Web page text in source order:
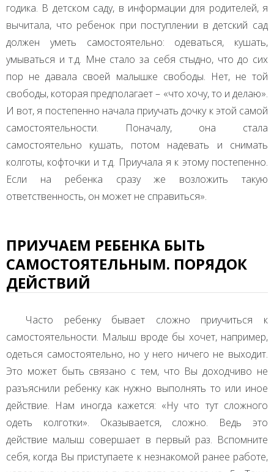
годика. В детском саду, в информации для родителей, я
вычитала, что ребенок при поступлении в детский сад
должен уметь самостоятельно: одеваться, кушать,
умываться и т.д. Мне стало за себя стыдно, что до сих
пор не давала своей малышке свободы. Нет, не той
свободы, которая предполагает – «что хочу, то и делаю».
И вот, я постепенно начала приучать дочку к этой самой
самостоятельности. Поначалу, она стала
самостоятельно кушать, потом надевать и снимать
колготы, кофточки и т.д. Приучала я к этому постепенно.
Если на ребенка сразу же возложить такую
ответственность, он может не справиться».
ПРИУЧАЕМ РЕБЕНКА БЫТЬ
САМОСТОЯТЕЛЬНЫМ. ПОРЯДОК
ДЕЙСТВИЙ
Часто ребенку бывает сложно приучиться к
самостоятельности. Малыш вроде бы хочет, например,
одеться самостоятельно, но у него ничего не выходит.
Это может быть связано с тем, что Вы доходчиво не
разъяснили ребенку как нужно выполнять то или иное
действие. Нам иногда кажется: «Ну что тут сложного
одеть колготки». Оказывается, сложно. Ведь это
действие малыш совершает в первый раз. Вспомните
себя, когда Вы приступаете к незнакомой ранее работе,